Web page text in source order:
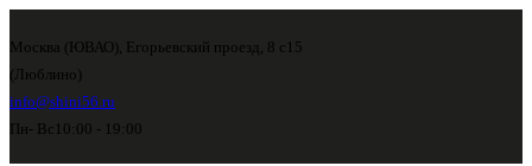
Москва (ЮВАО), Егорьевский проезд, 8 с15
(Люблино)
info@shini56.ru
Пн- Вс 10:00 - 19:00